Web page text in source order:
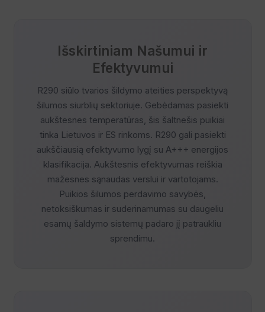
Išskirtiniam Našumui ir
Efektyvumui
R290 siūlo tvarios šildymo ateities perspektyvą
šilumos siurblių sektoriuje. Gebėdamas pasiekti
aukštesnes temperatūras, šis šaltnešis puikiai
tinka Lietuvos ir ES rinkoms. R290 gali pasiekti
aukščiausią efektyvumo lygį su A+++ energijos
klasifikacija. Aukštesnis efektyvumas reiškia
mažesnes sąnaudas verslui ir vartotojams.
Puikios šilumos perdavimo savybės,
netoksiškumas ir suderinamumas su daugeliu
esamų šaldymo sistemų padaro jį patraukliu
sprendimu.